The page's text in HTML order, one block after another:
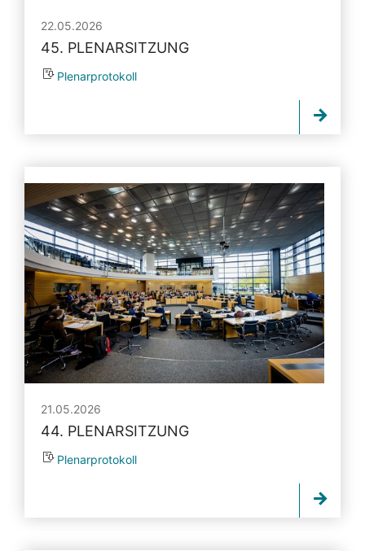
22.05.2026
45. PLENARSITZUNG
Plenarprotokoll
21.05.2026
44. PLENARSITZUNG
Plenarprotokoll